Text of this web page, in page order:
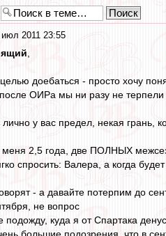
2011 23:55
,
доебаться - просто хочу
после ОИРа мы ни разу не
лично у вас предел, некая грань,
меня 2,5 года, две ПОЛНЫХ
спросить: Валера, а когда
- а давайте потерпим до
не вопрос
куда я от Спартака